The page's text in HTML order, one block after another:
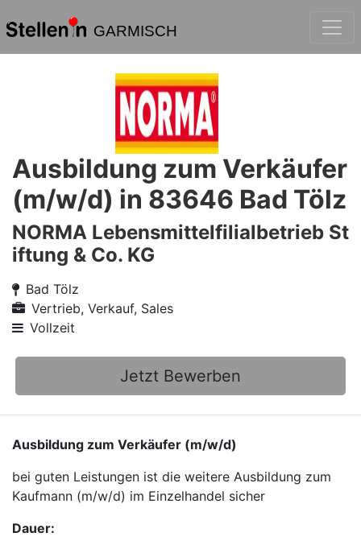
GARMISCH
Ausbildung zum Verkäufer
(m/w/d) in 83646 Bad Tölz
NORMA Lebensmittelfilialbetrieb St
iftung & Co. KG
Bad Tölz
Vertrieb, Verkauf, Sales
Vollzeit
Jetzt Bewerben
Ausbildung zum Verkäufer (m/w/d)
bei guten Leistungen ist die weitere Ausbildung zum
Kaufmann (m/w/d) im Einzelhandel sicher
Dauer: